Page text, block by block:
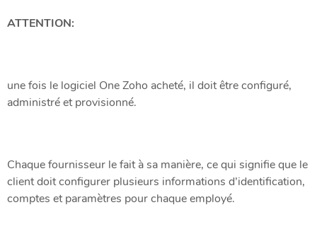
ATTENTION:
une fois le logiciel One Zoho acheté, il doit être configuré,
administré et provisionné.
Chaque fournisseur le fait à sa manière, ce qui signifie que le
client doit configurer plusieurs informations d’identification,
comptes et paramètres pour chaque employé.